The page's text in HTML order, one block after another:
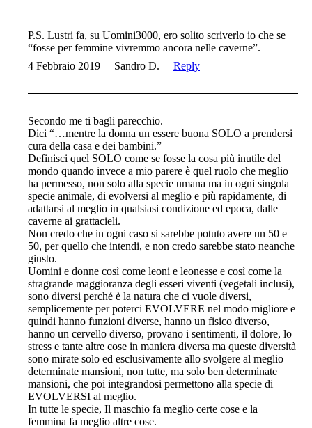
—————
P.S. Lustri fa, su Uomini3000, ero solito scriverlo io che se
“fosse per femmine vivremmo ancora nelle caverne”.
4 Febbraio 2019
Sandro D. Reply
Secondo me ti bagli parecchio.
Dici “…mentre la donna un essere buona SOLO a prendersi
cura della casa e dei bambini.”
Definisci quel SOLO come se fosse la cosa più inutile del
mondo quando invece a mio parere è quel ruolo che meglio
ha permesso, non solo alla specie umana ma in ogni singola
specie animale, di evolversi al meglio e più rapidamente, di
adattarsi al meglio in qualsiasi condizione ed epoca, dalle
caverne ai grattacieli.
Non credo che in ogni caso si sarebbe potuto avere un 50 e
50, per quello che intendi, e non credo sarebbe stato neanche
giusto.
Uomini e donne così come leoni e leonesse e così come la
stragrande maggioranza degli esseri viventi (vegetali inclusi),
sono diversi perché è la natura che ci vuole diversi,
semplicemente per poterci EVOLVERE nel modo migliore e
quindi hanno funzioni diverse, hanno un fisico diverso,
hanno un cervello diverso, provano i sentimenti, il dolore, lo
stress e tante altre cose in maniera diversa ma queste diversità
sono mirate solo ed esclusivamente allo svolgere al meglio
determinate mansioni, non tutte, ma solo ben determinate
mansioni, che poi integrandosi permettono alla specie di
EVOLVERSI al meglio.
In tutte le specie, Il maschio fa meglio certe cose e la
femmina fa meglio altre cose.